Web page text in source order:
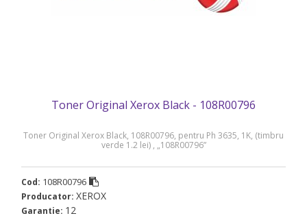
Toner Original Xerox Black - 108R00796
Toner Original Xerox Black, 108R00796, pentru Ph 3635, 1K, (timbru
verde 1.2 lei) , „108R00796”
Cod: 108R00796
Producator: XEROX
Garantie: 12